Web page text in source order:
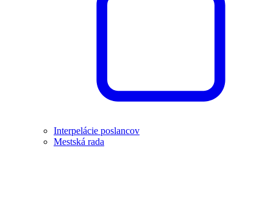
Interpelácie poslancov
Mestská rada